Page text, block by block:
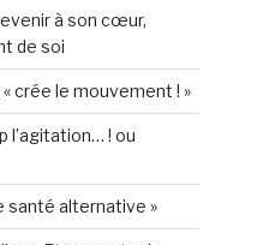
à son cœur,
de soi
crée le mouvement ! »
l’agitation… ! ou
santé alternative »